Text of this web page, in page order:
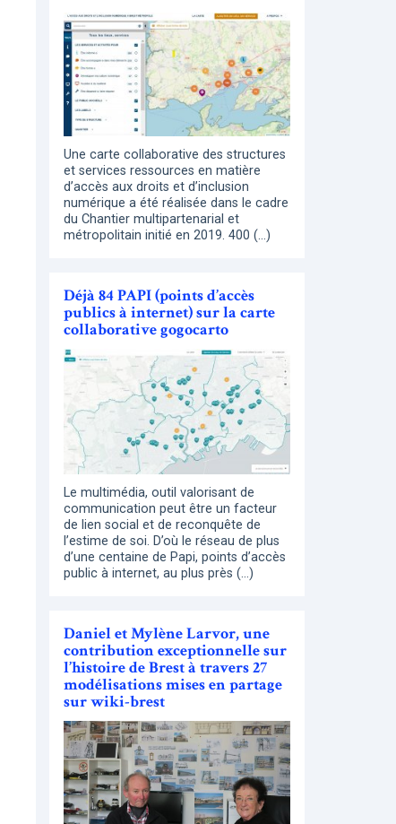
Une carte collaborative des structures
et services ressources en matière
d’accès aux droits et d’inclusion
numérique a été réalisée dans le cadre
du Chantier multipartenarial et
métropolitain initié en 2019. 400 (…)
Déjà 84 PAPI (points d’accès
publics à internet) sur la carte
collaborative gogocarto
Le multimédia, outil valorisant de
communication peut être un facteur
de lien social et de reconquête de
l’estime de soi. D’où le réseau de plus
d’une centaine de Papi, points d’accès
public à internet, au plus près (…)
Daniel et Mylène Larvor, une
contribution exceptionnelle sur
l’histoire de Brest à travers 27
modélisations mises en partage
sur wiki-brest